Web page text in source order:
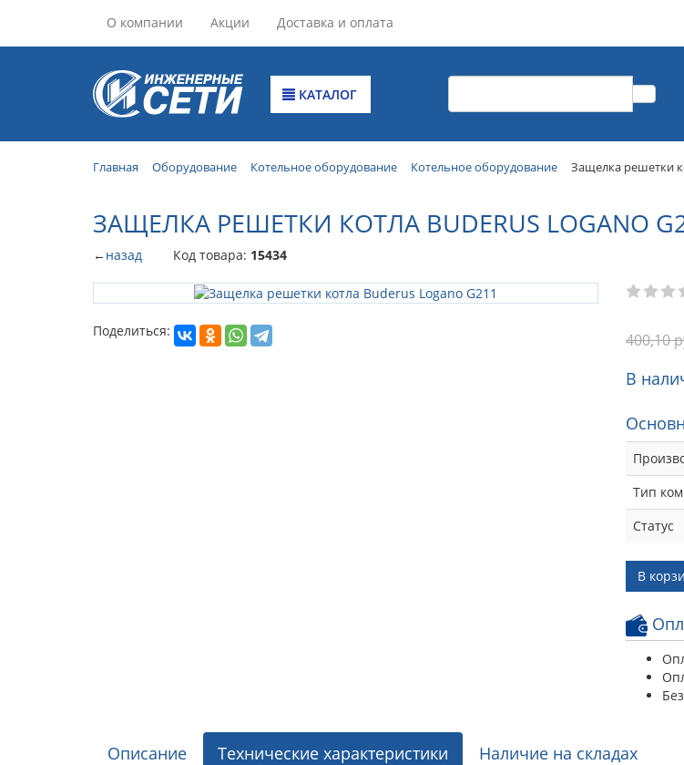
О компании Акции Доставка и оплата
КАТАЛОГ
Главная Оборудование Котельное оборудование Котельное оборудование Защелка решетки
ЗАЩЕЛКА РЕШЕТКИ КОТЛА BUDERUS LOGANO
←назад Код товара: 15434
Поделиться: 400,10
В
Тип
Статус
В
Описание Технические характеристики Наличие на складах